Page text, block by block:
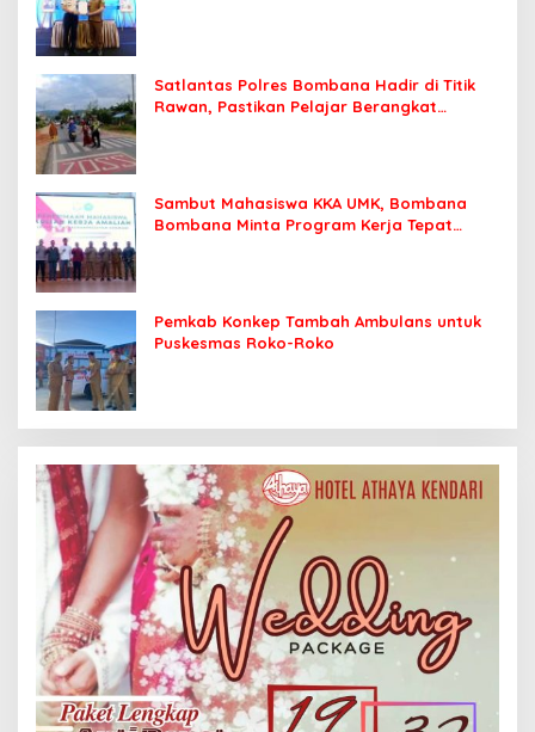
Satlantas Polres Bombana Hadir di Titik
Rawan, Pastikan Pelajar Berangkat
Sambut Mahasiswa KKA UMK, Bombana
Bombana Minta Program Kerja Tepat
Pemkab Konkep Tambah Ambulans untuk
Puskesmas Roko-Roko